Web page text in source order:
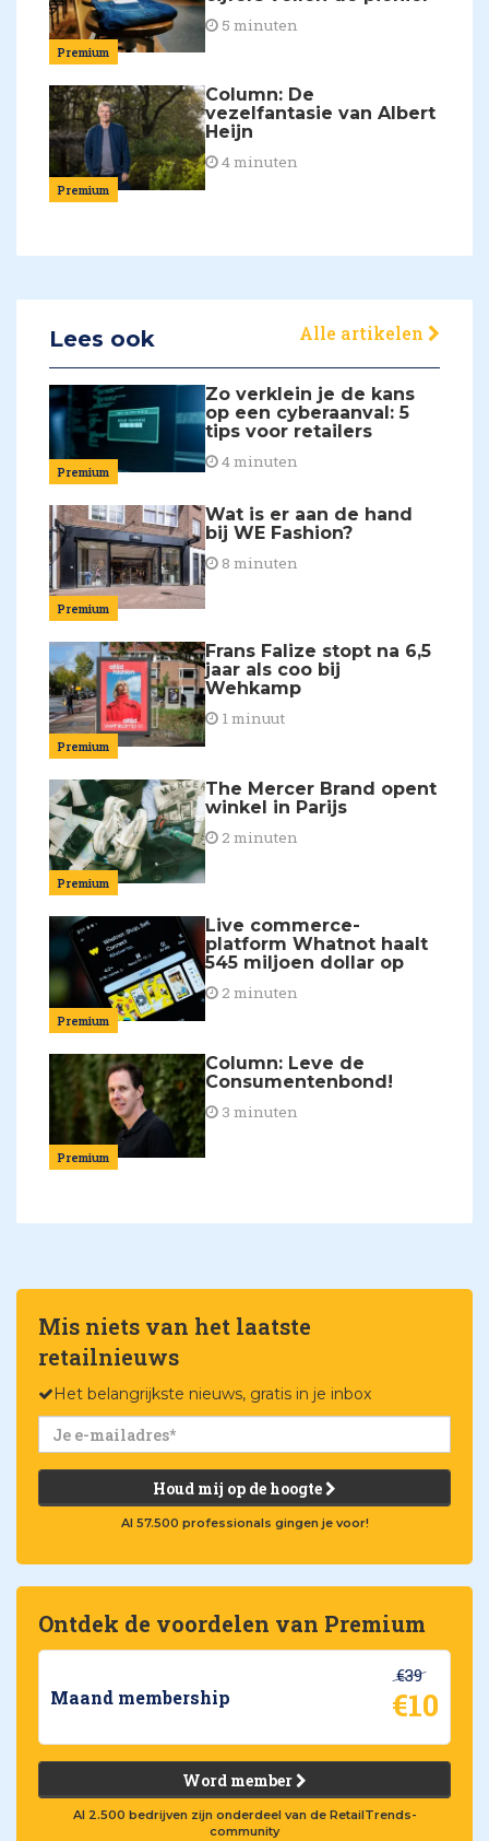
Premium
5 minuten
Premium
Column: De
vezelfantasie van Albert
Heijn
4 minuten
Lees ook Alle artikelen
Premium
Zo verklein je de kans
op een cyberaanval: 5
tips voor retailers
4 minuten
Premium
Wat is er aan de hand
bij WE Fashion?
8 minuten
Premium
Frans Falize stopt na 6,5
jaar als coo bij
Wehkamp
1 minuut
Premium
The Mercer Brand opent
winkel in Parijs
2 minuten
Premium
Live commerce-
platform Whatnot haalt
545 miljoen dollar op
2 minuten
Premium
Column: Leve de
Consumentenbond!
3 minuten
Mis niets van het laatste
retailnieuws
Het belangrijkste nieuws, gratis in je inbox
Houd mij op de hoogte
Al 57.500 professionals gingen je voor!
Ontdek de voordelen van Premium
Maand membership
€39
€10
Word member
Al 2.500 bedrijven zijn onderdeel van de RetailTrends-
community